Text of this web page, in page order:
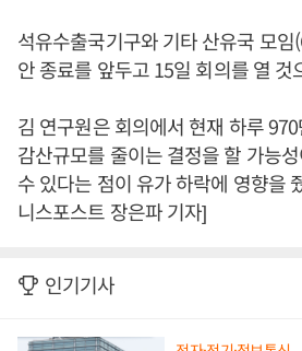
석유수출국기구와 기타 산유국 모임
안 종료를 앞두고 15일 회의를 열 것
김 연구원은 회의에서 현재 하루
감산규모를 줄이는 결정을 할 가능
수 있다는 점이 유가 하락에 영향을
니스포스트 장은파 기자]
인기기사